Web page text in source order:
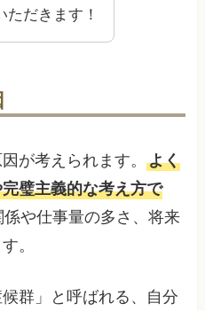
ただきます！
が考えられます。よく
璧主義的な考え方で
や仕事量の多さ、将来
。
群」と呼ばれる、自分